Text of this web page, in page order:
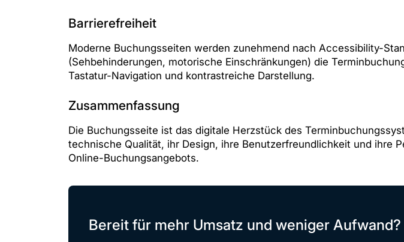
Barrierefreiheit
Moderne Buchungsseiten werden zunehmend nach Accessibility-
(Sehbehinderungen, motorische Einschränkungen) die
Tastatur-Navigation und kontrastreiche Darstellung.
Zusammenfassung
Die Buchungsseite ist das digitale Herzstück des
technische Qualität, ihr Design, ihre Benutzerfreundlichkeit und ihre
Online-Buchungsangebots.
Bereit für mehr Umsatz und weniger Aufwand?